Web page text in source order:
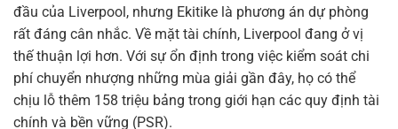
đầu của Liverpool, nhưng Ekitike là phương án dự phòng
rất đáng cân nhắc. Về mặt tài chính, Liverpool đang ở vị
thế thuận lợi hơn. Với sự ổn định trong việc kiểm soát chi
phí chuyển nhượng những mùa giải gần đây, họ có thể
chịu lỗ thêm 158 triệu bảng trong giới hạn các quy định tài
chính và bền vững (PSR).